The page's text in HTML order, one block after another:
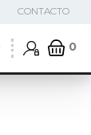
0
CONTACTO